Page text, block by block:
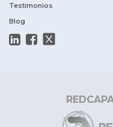
Testimonios
Blog